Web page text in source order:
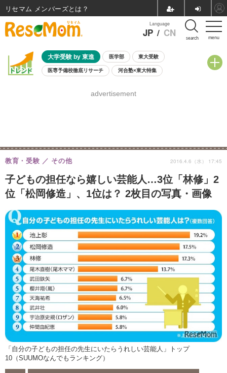
menu
Language
JP / CN search
大学受験 by 東進 医学部 東大受験
医専予備校徹底リサーチ 河合塾×東大特集
8月開催学校説明会・相談会
advertisement
子どもの担任なら嬉しい芸能人…3位「林修」2
位「松岡修造」、1位は？ 2枚目の写真・画像
教育・受験 その他 2016.4.6（水） 17:45
「自分の子どもの担任の先生にいたらうれしい芸能人」トップ
10（SUUMOなんでもランキング）
リセマム メンバーズ